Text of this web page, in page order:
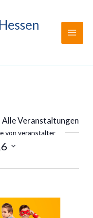
Alle Veranstaltungen
von veranstalter